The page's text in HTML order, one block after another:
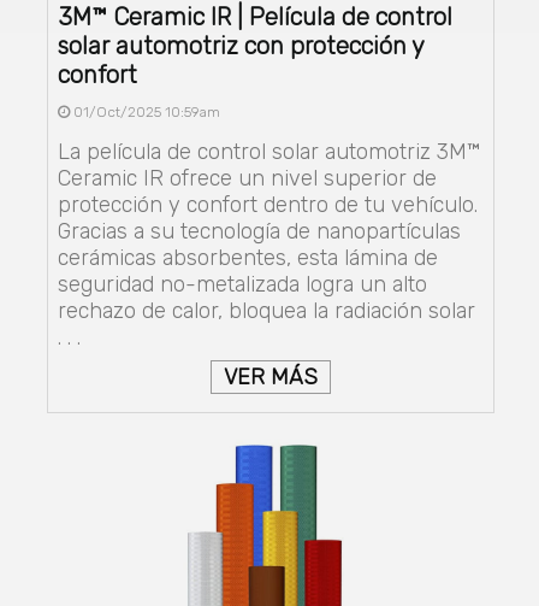
3M™ Ceramic IR | Película de control
solar automotriz con protección y
confort
01/Oct/2025 10:59am
La película de control solar automotriz 3M™
Ceramic IR ofrece un nivel superior de
protección y confort dentro de tu vehículo.
Gracias a su tecnología de nanopartículas
cerámicas absorbentes, esta lámina de
seguridad no-metalizada logra un alto
rechazo de calor, bloquea la radiación solar
. . .
VER MÁS